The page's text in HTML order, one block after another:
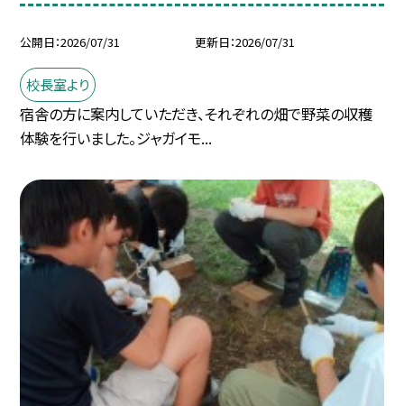
公開日 2026/07/31 更新日 2026/07/31
校長室より
宿舎の方に案内していただき、それぞれの畑で野菜の収穫
体験を行いました。ジャガイモ...